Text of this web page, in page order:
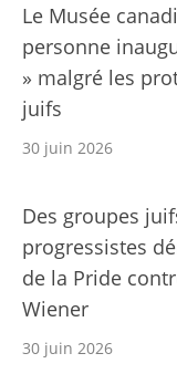
Le Musée
personne
» malgré les
juifs
30 juin 2026
Des groupes
progressistes
de la Pride
Wiener
30 juin 2026